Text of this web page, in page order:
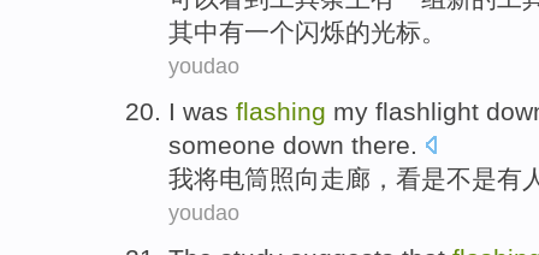
其中有一个闪烁的光标。
youdao
I was flashing my flashlight
someone down there.
我将电筒照向走廊 ， 看是不是有
youdao